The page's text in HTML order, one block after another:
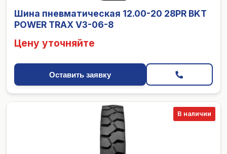
Шина пневматическая 12.00-20 28PR BKT
POWER TRAX V3-06-8
Цену уточняйте
Оставить заявку
В наличии